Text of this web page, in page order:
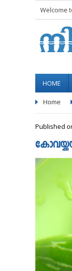
Welcome
HOME
Home
Published